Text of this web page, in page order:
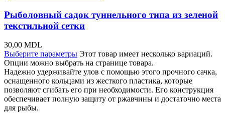
Рыболовный садок туннельного типа из зеленой
текстильной сетки
30,00 MDL
Выберите параметры Этот товар имеет несколько вариаций.
Опции можно выбрать на странице товара.
Надежно удерживайте улов с помощью этого прочного сачка,
оснащенного кольцами из жесткого пластика, которые
позволяют сгибать его при необходимости. Его конструкция
обеспечивает полную защиту от ржавчины и достаточно места
для рыбы.